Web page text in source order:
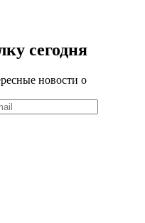
сегодня
новости о